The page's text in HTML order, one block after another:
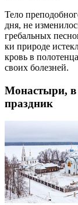
Те­ло
дня, не
гре­баль­ных
ки при­ро­де
кровь в
сво­их бо­лез­ней.
Монастыри, в
праздник